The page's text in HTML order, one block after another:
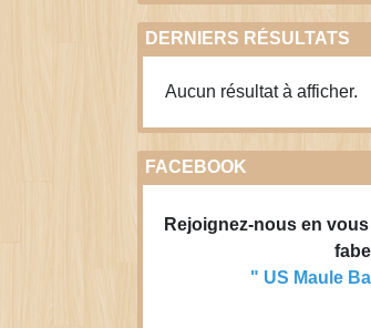
DERNIERS RÉSULTATS
Aucun résultat à afficher.
FACEBOOK
Rejoignez-nous en
" US Maule